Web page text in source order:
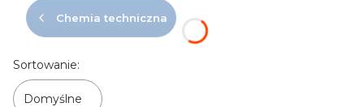
Chemia techniczna
Lista produktów
Sortowanie:
Domyślne